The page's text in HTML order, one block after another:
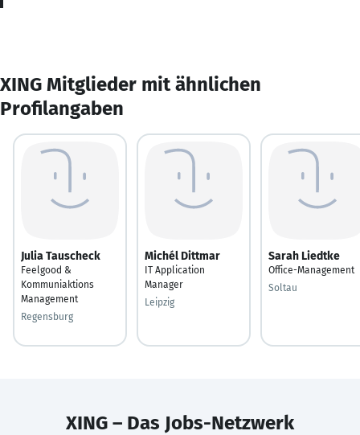
XING Mitglieder mit ähnlichen
Profilangaben
Julia Tauscheck
Feelgood &
Kommuniaktions
Management
Regensburg
Michél Dittmar
IT Application
Manager
Leipzig
Sarah Liedtke
Office-Management
Soltau
XING – Das Jobs-Netzwerk